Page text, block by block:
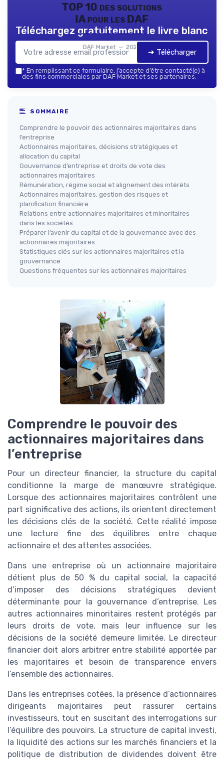
TOP 10 des solutions
IA pour les DAF
DAF Market — 2026
Téléchargez gratuitement le livre blanc
➔ Télécharger
* En remplissant ce formulaire, j’accepte d’être contacté(e) à
des fins commerciales par DAF Market et ses partenaires.
SOMMAIRE
Comprendre le pouvoir des actionnaires majoritaires dans
l’entreprise
Actionnaires majoritaires, décisions stratégiques et
allocation du capital
Gouvernance d’entreprise et droits de vote des
actionnaires majoritaires
Rémunération, régime social et alignement des intérêts
Actionnaires majoritaires, gestion des risques et
planification financière
Relations entre actionnaires majoritaires et minoritaires
dans les sociétés
Préparer l’avenir du capital et de la gouvernance avec des
actionnaires majoritaires
Statistiques clés sur les actionnaires majoritaires et la
gouvernance
Questions fréquentes sur les actionnaires majoritaires
Comprendre le pouvoir des
actionnaires majoritaires dans
l’entreprise
Pour un directeur financier, la structure du capital
conditionne la marge de manœuvre stratégique.
Lorsque des actionnaires majoritaires contrôlent une
part significative des actions, ils orientent directement
les décisions clés de la société. Cette réalité impose
une lecture fine des équilibres entre chaque
actionnaire et des attentes associées.
Dans une entreprise où un actionnaire majoritaire
détient plus de 50 % du capital social, la capacité
d’imposer des décisions stratégiques devient
déterminante pour la gouvernance d’entreprise. Les
autres actionnaires minoritaires restent protégés par
leurs droits de vote, mais leur influence sur les
décisions de la société demeure limitée. Le directeur
financier doit alors arbitrer entre stabilité apportée par
les majoritaires et besoin de transparence envers
l’ensemble des actionnaires.
Dans les entreprises cotées, la présence d’actionnaires
dirigeants majoritaires peut rassurer certains
investisseurs, tout en suscitant des interrogations sur
l’équilibre des pouvoirs. La structure de capital investi,
la liquidité des actions sur les marchés financiers et la
politique de distribution de dividendes doivent être